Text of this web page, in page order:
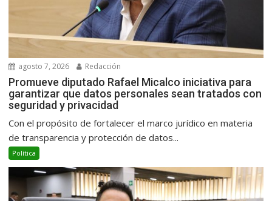
agosto 7, 2026 Redacción
Promueve diputado Rafael Micalco iniciativa para
garantizar que datos personales sean tratados con
seguridad y privacidad
Con el propósito de fortalecer el marco jurídico en materia
de transparencia y protección de datos...
Política